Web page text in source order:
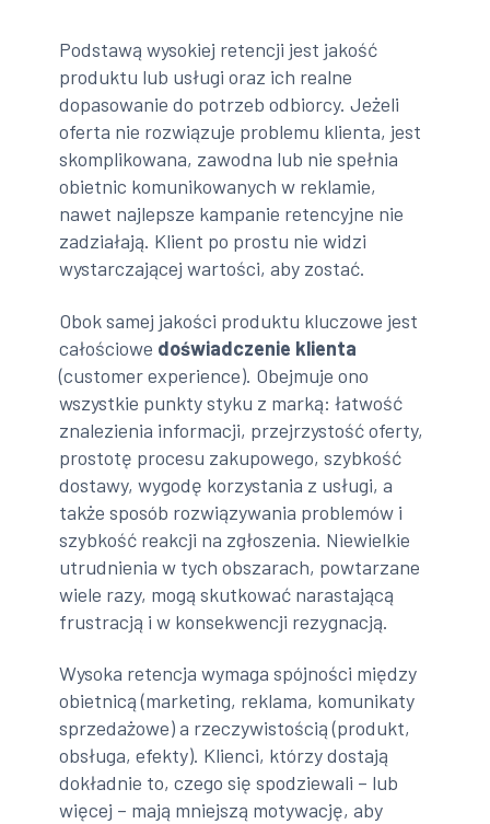
Podstawą wysokiej retencji jest jakość
produktu lub usługi oraz ich realne
dopasowanie do potrzeb odbiorcy. Jeżeli
oferta nie rozwiązuje problemu klienta, jest
skomplikowana, zawodna lub nie spełnia
obietnic komunikowanych w reklamie,
nawet najlepsze kampanie retencyjne nie
zadziałają. Klient po prostu nie widzi
wystarczającej wartości, aby zostać.
Obok samej jakości produktu kluczowe jest
całościowe doświadczenie klienta
(customer experience). Obejmuje ono
wszystkie punkty styku z marką: łatwość
znalezienia informacji, przejrzystość oferty,
prostotę procesu zakupowego, szybkość
dostawy, wygodę korzystania z usługi, a
także sposób rozwiązywania problemów i
szybkość reakcji na zgłoszenia. Niewielkie
utrudnienia w tych obszarach, powtarzane
wiele razy, mogą skutkować narastającą
frustracją i w konsekwencji rezygnacją.
Wysoka retencja wymaga spójności między
obietnicą (marketing, reklama, komunikaty
sprzedażowe) a rzeczywistością (produkt,
obsługa, efekty). Klienci, którzy dostają
dokładnie to, czego się spodziewali – lub
więcej – mają mniejszą motywację, aby